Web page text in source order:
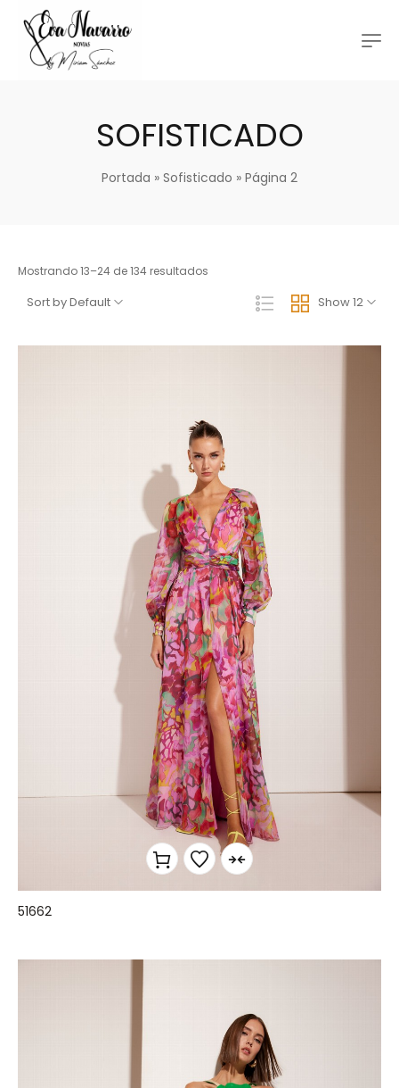
SOFISTICADO
Portada » Sofisticado » Página 2
Mostrando 13–24 de 134 resultados
Show 12
Sort by Default
51662